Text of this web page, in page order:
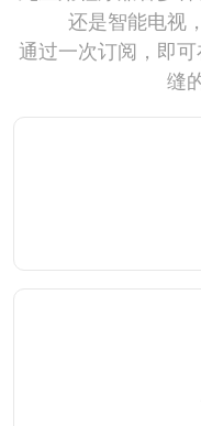
还是智能电视
通过一次订阅，即
缝